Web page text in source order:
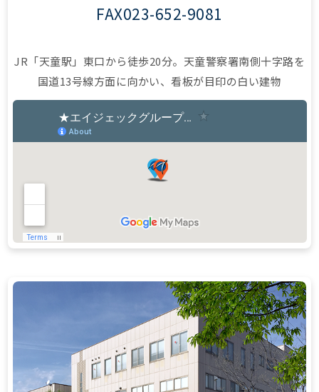
FAX023-652-9081
JR「天童駅」東口から徒歩20分。天童警察署南側十字路を
国道13号線方面に向かい、看板が目印の白い建物